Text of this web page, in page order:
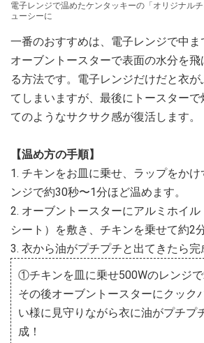
電子レンジで温めたケンタッキーの「オリジナル
ューシーに
一番のおすすめは、電子レンジで中ま
オーブントースターで表面の水分を
る方法です。電子レンジだけだと衣
てしまいますが、最後にトースター
てのようなサクサク感が復活します。
【温め方の手順】
1. チキンをお皿に乗せ、ラップをか
ンジで約30秒〜1分ほど温めます。
2. オーブントースターにアルミホイ
シート）を敷き、チキンを乗せて約2
3. 衣から油がプチプチと出てきたら完
①チキンを皿に乗せ500Wのレンジ
その後オーブントースターにクック
い様に見守りながら衣に油がプチプ
成！